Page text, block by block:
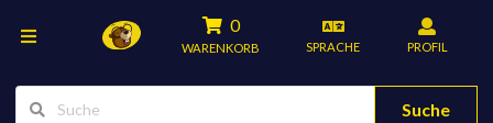
0
WARENKORB SPRACHE PROFIL
Suche